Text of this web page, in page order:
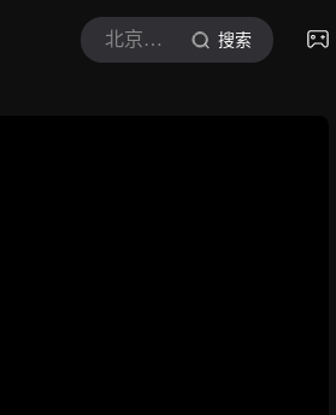
北京元法堂 搜索